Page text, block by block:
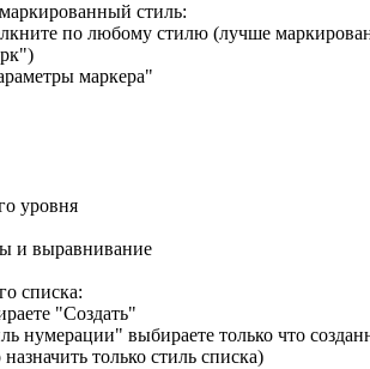
стиль:
по любому стилю (лучше
маркера"
уровня
и выравнивание
списка:
"Создать"
нумерации" выбираете только что
только стиль списка)